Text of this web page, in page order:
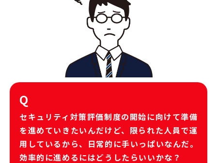
Q
セキュリティ対策評価制度の開始に向けて準備
を進めていきたいんだけど、限られた人員で運
用しているから、日常的に手いっぱいなんだ。
効率的に進めるにはどうしたらいいかな？